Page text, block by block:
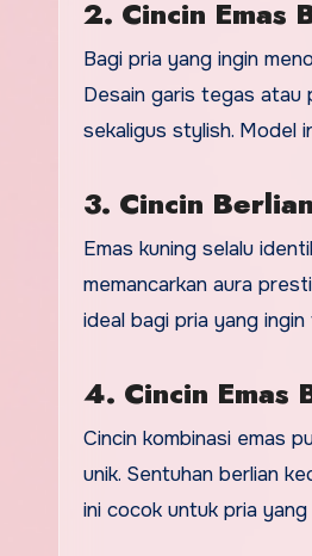
2. Cincin Emas
Bagi pria yang ingin
Desain garis tegas atau
sekaligus stylish. Model
3. Cincin
Emas kuning selalu
memancarkan aura
ideal bagi pria yang
4. Cincin Emas
Cincin kombinasi emas
unik. Sentuhan berlian
ini cocok untuk pria